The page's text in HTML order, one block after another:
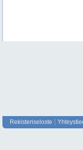
Rekisteriseloste